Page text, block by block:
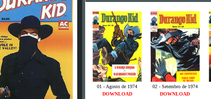
01 - Agosto de 1974 02 - Setembro de 1974
DOWNLOAD
DOWNLOAD